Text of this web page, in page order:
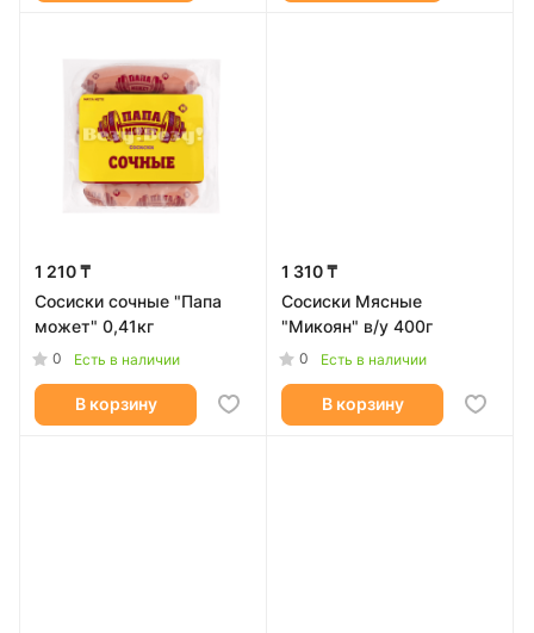
1 210 ₸
Сосиски сочные "Папа
может" 0,41кг
0 Есть в наличии
В корзину
1 310 ₸
Сосиски Мясные
"Микоян" в/у 400г
0 Есть в наличии
В корзину